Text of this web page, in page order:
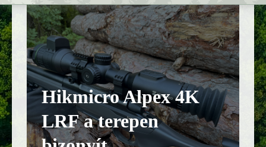
Hikmicro Alpex 4K
LRF a terepen